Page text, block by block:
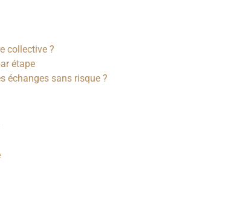
collective ?
étape
échanges sans risque ?